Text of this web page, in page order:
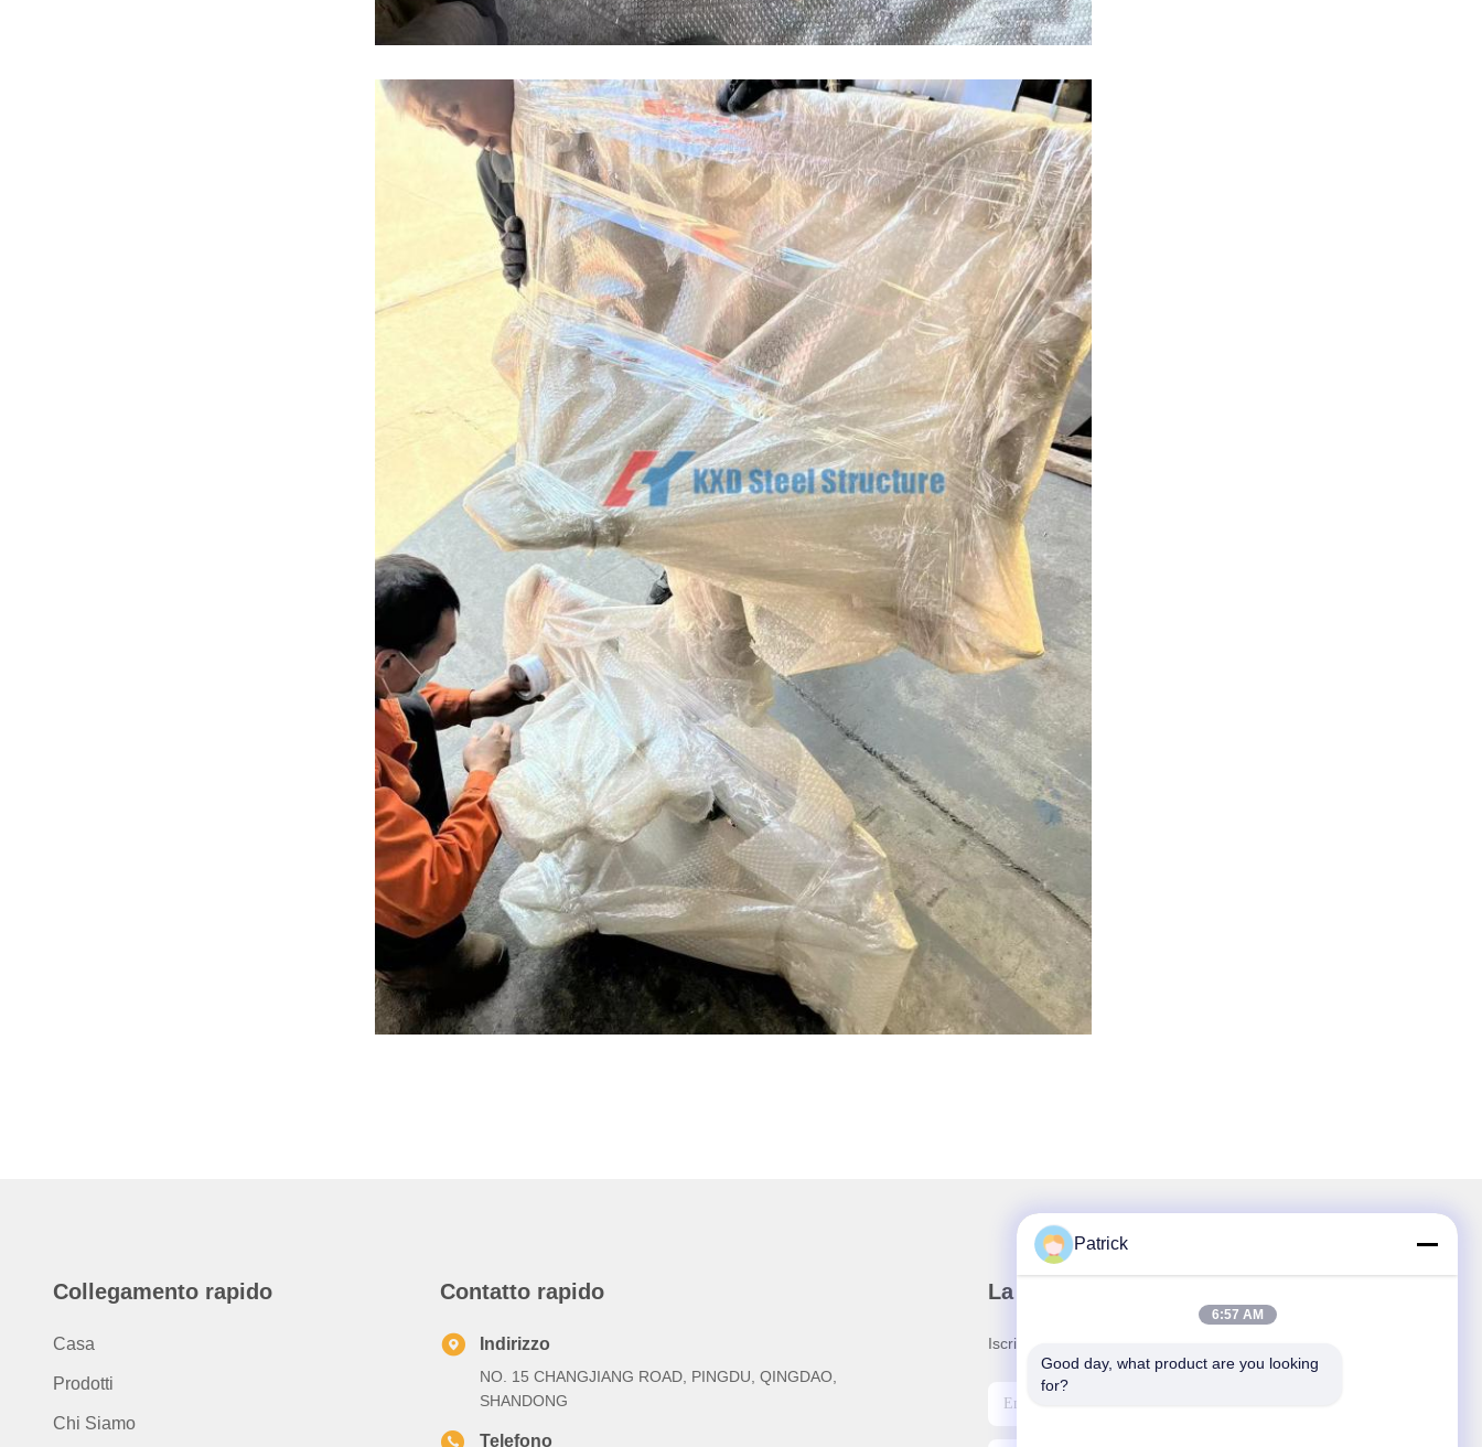
Collegamento rapido
Casa
Prodotti
Chi Siamo
Contatto rapido
Indirizzo
NO. 15 CHANGJIANG ROAD, PINGDU, QINGDAO,
SHANDONG
Telefono
La nostra newsletter
Iscriviti alla nostra newsletter per sconti e altro.
Patrick
6:57 AM
Good day, what product are you looking
for?